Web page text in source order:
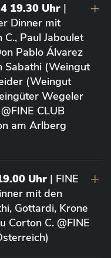
19.30 Uhr |
Dinner mit
Paul Jaboulet
Pablo Álvarez
Sabathi (Weingut
(Weingut
Wegeler
CLUB
am Arlberg
Uhr | FINE
mit den
Gottardi, Krone
Corton C. @FINE